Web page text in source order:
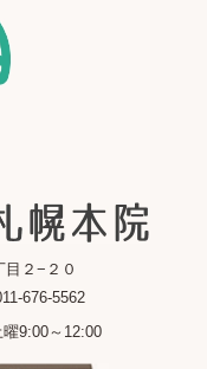
目２−２０
676-5562
9:00～12:00